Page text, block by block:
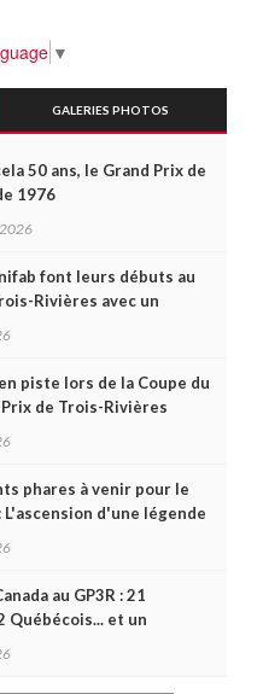
▼
GALERIES PHOTOS
50 ans, le Grand Prix de
1976
font leurs débuts au
Rivières avec un
piste lors de la Coupe du
de Trois-Rivières
phares à venir pour le
d'une légende
au GP3R : 21
Québécois... et un